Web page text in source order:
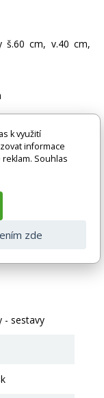
š.60 cm, v.40 cm,
cm
textilních
tedy v ceně.
dodáváno v
Fotografie mohou
skutečnosti
podoby. V
centrum
- sestavy
k využití
informace
Souhlas
zde